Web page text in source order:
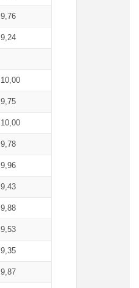
9,76
9,24
10,00
9,75
10,00
9,78
9,96
9,43
9,88
9,53
9,35
9,87